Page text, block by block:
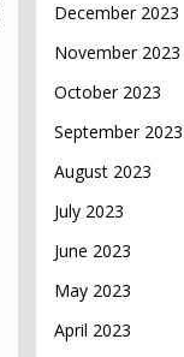
December 2023
November 2023
October 2023
September 2023
August 2023
July 2023
June 2023
May 2023
April 2023